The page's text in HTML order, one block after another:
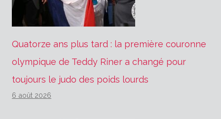
Quatorze ans plus tard : la première couronne
olympique de Teddy Riner a changé pour
toujours le judo des poids lourds
6 août 2026